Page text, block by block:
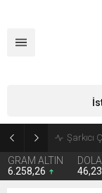
İran 2
GRAM ALTIN
6.258,26